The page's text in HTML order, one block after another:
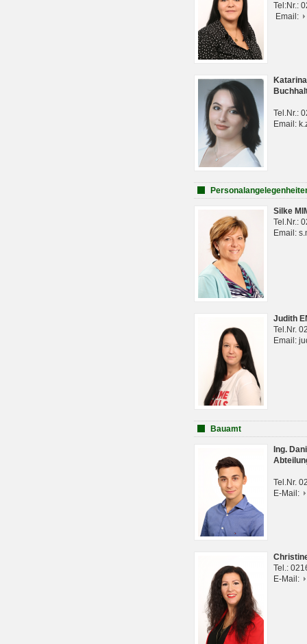
Tel:Nr.:
Email:
Tel.Nr.:
Email:
Silke
Tel.Nr.:
Email:
Judith
Tel.Nr.
Email:
Bauamt
Ing.
Tel.Nr.
E-Mail:
Tel.:
E-Mail: